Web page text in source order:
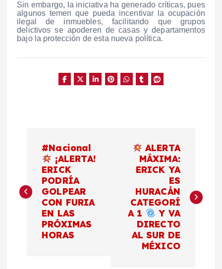
Sin embargo, la iniciativa ha generado críticas, pues
algunos temen que pueda incentivar la ocupación
ilegal de inmuebles, facilitando que grupos
delictivos se apoderen de casas y departamentos
bajo la protección de esta nueva política.
v
#Nacional
¡ALERTA!
ERICK
PODRÍA
GOLPEAR
CON FURIA
EN LAS
PRÓXIMAS
HORAS
ALERTA
MÁXIMA:
ERICK YA
ES
HURACÁN
CATEGORÍ
A 1
Y VA
DIRECTO
AL SUR DE
MÉXICO